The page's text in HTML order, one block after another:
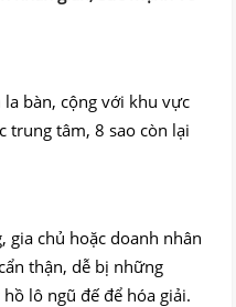
bàn, cộng với khu vực
trung tâm, 8 sao còn lại
gia chủ hoặc doanh nhân
thận, dễ bị những
lô ngũ đế để hóa giải.